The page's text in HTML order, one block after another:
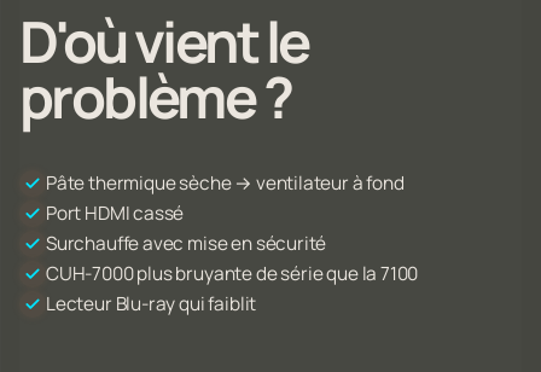
D'où vient le
problème ?
Pâte thermique sèche → ventilateur à fond
Port HDMI cassé
Surchauffe avec mise en sécurité
CUH-7000 plus bruyante de série que la 7100
Lecteur Blu-ray qui faiblit